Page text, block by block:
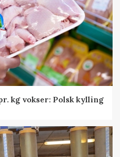
kg vokser: Polsk kylling